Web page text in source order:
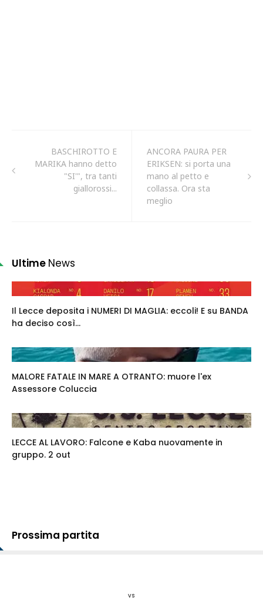
BASCHIROTTO E
MARIKA hanno detto
"SI'", tra tanti
giallorossi...
ANCORA PAURA PER
ERIKSEN: si porta una
mano al petto e
collassa. Ora sta
meglio
Ultime News
Il Lecce deposita i NUMERI DI MAGLIA: eccoli! E su BANDA
ha deciso così...
MALORE FATALE IN MARE A OTRANTO: muore l'ex
Assessore Coluccia
LECCE AL LAVORO: Falcone e Kaba nuovamente in
gruppo. 2 out
Prossima partita
vs